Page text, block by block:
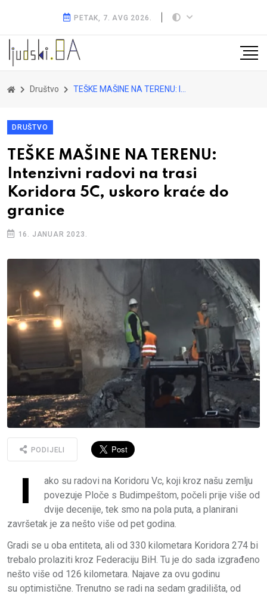
PETAK, 7. AVG 2026.
Društvo TEŠKE MAŠINE NA TERENU: Intenzivni radovi na trasi Koridora 5C, uskoro kraće do granice
DRUŠTVO
TEŠKE MAŠINE NA TERENU:
Intenzivni radovi na trasi
Koridora 5C, uskoro kraće do
granice
16. JANUAR 2023.
PODIJELI
I
ako su radovi na Koridoru Vc, koji kroz našu zemlju
povezuje Ploče s Budimpeštom, počeli prije više od
dvije decenije, tek smo na pola puta, a planirani
završetak je za nešto više od pet godina.
Gradi se u oba entiteta, ali od 330 kilometara Koridora 274 bi
trebalo prolaziti kroz Federaciju BiH. Tu je do sada izgrađeno
nešto više od 126 kilometara. Najave za ovu godinu
su optimistične. Trenutno se radi na sedam gradilišta, od